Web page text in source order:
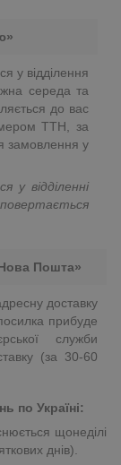
у відділення
середа та
до вас
ТТН, за
замовлення у
у відділенні
повертається
Пошта»
доставку
прибуде
служби
(за 30-60
по Україні:
щонеділі
днів).